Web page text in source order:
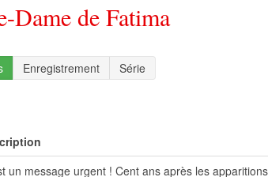
Dame de Fatima
Enregistrement
Série
un message urgent ! Cent ans après les